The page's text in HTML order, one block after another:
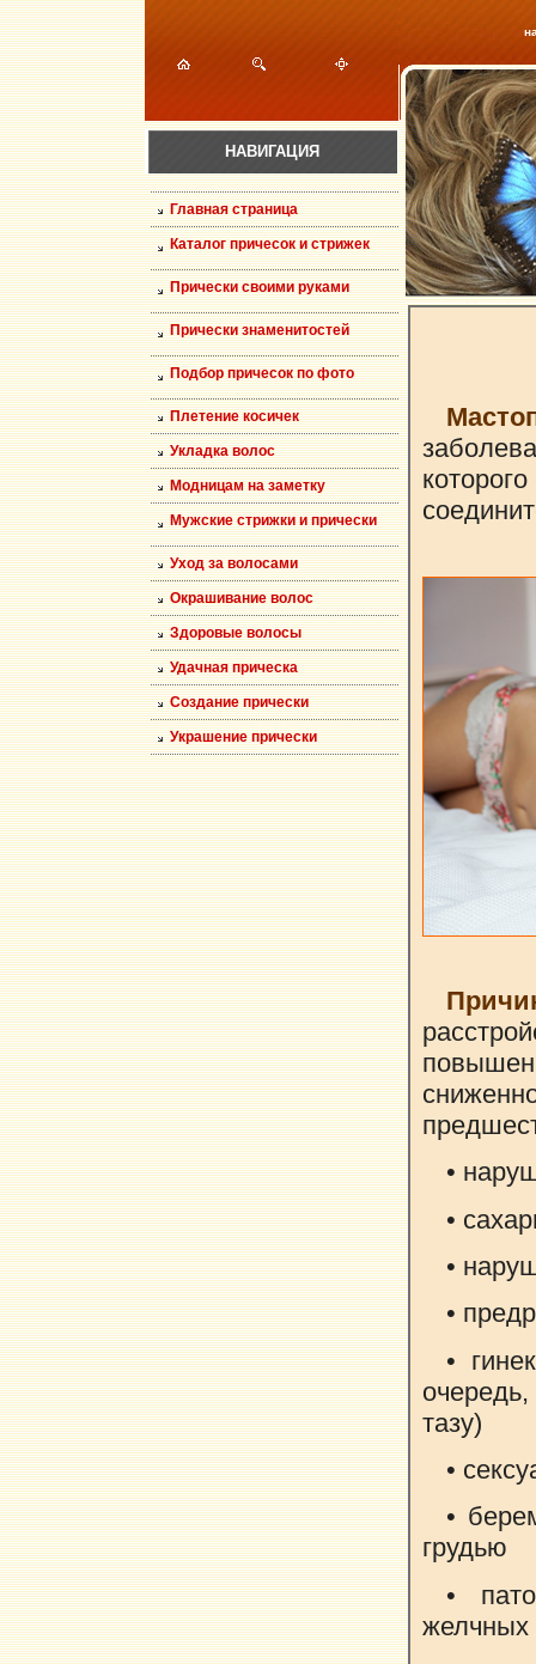
НАВИГАЦИЯ
Главная страница
Каталог причесок и стрижек
Прически своими руками
Прически знаменитостей
Подбор причесок по фото
Плетение косичек
Укладка волос
Модницам на заметку
Мужские стрижки и прически
Уход за волосами
Окрашивание волос
Здоровые волосы
Удачная прическа
Создание прически
Украшение прически
•
•
•
•
•
тазу)
•
•
грудью
•
желчных